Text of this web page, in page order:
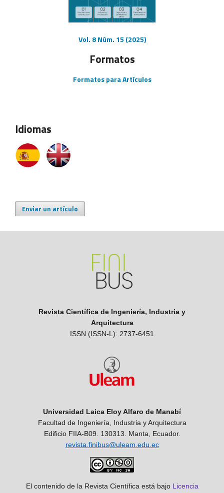
Vol. 8 Núm. 15 (2025)
Formatos
Formatos para Artículos
Idiomas
Enviar un artículo
Revista Científica de Ingeniería, Industria y
Arquitectura
ISSN (ISSN-L): 2737-6451
Universidad Laica Eloy Alfaro de Manabí
Facultad de Ingeniería, Industria y Arquitectura
Edificio FIIA-B09. 130313. Manta, Ecuador.
revista.finibus@uleam.edu.ec
El contenido de la Revista Científica está bajo Licencia